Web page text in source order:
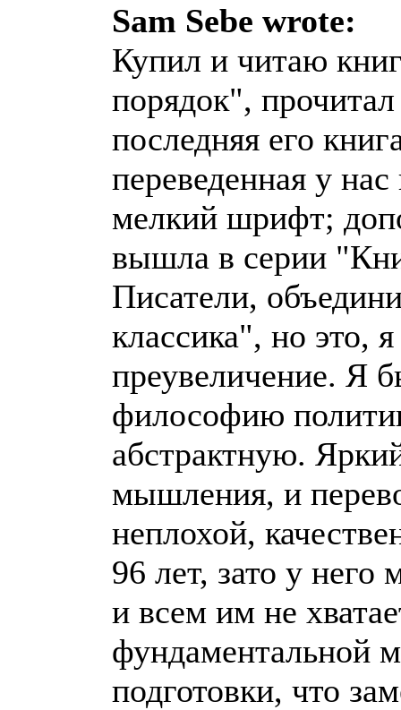
Sam Sebe wrote:
Купил и читаю
порядок",
последняя его
переведенная у
мелкий шрифт;
вышла в серии
Писатели,
классика", но это,
преувеличение. Я
философию
абстрактную.
мышления, и
неплохой,
96 лет, зато у
и всем им не
фундаментальной
подготовки, что